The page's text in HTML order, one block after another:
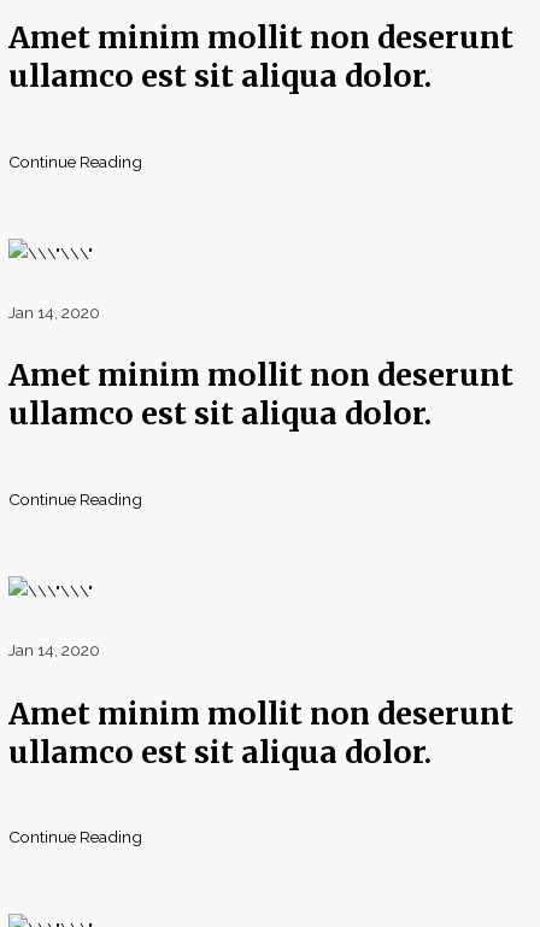
Amet minim mollit non deserunt
ullamco est sit aliqua dolor.
Continue Reading
Jan 14, 2020
Amet minim mollit non deserunt
ullamco est sit aliqua dolor.
Continue Reading
Jan 14, 2020
Amet minim mollit non deserunt
ullamco est sit aliqua dolor.
Continue Reading